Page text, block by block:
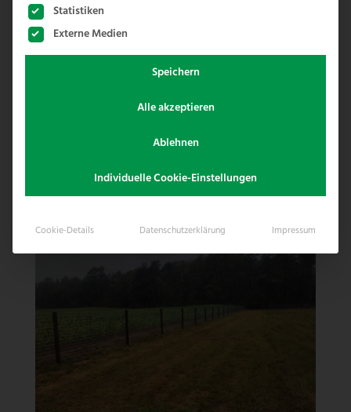
Statistiken
Externe Medien
Speichern
Alle akzeptieren
Ablehnen
Individuelle Cookie-Einstellungen
Cookie-Details Datenschutzerklärung Impressum